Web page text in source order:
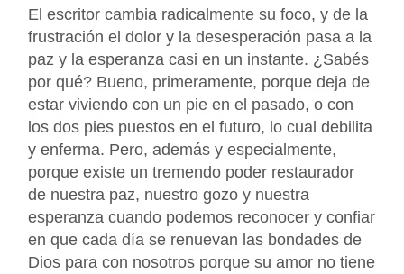
El escritor cambia radicalmente su foco, y de la
frustración el dolor y la desesperación pasa a la
paz y la esperanza casi en un instante. ¿Sabés
por qué? Bueno, primeramente, porque deja de
estar viviendo con un pie en el pasado, o con
los dos pies puestos en el futuro, lo cual debilita
y enferma. Pero, además y especialmente,
porque existe un tremendo poder restaurador
de nuestra paz, nuestro gozo y nuestra
esperanza cuando podemos reconocer y confiar
en que cada día se renuevan las bondades de
Dios para con nosotros porque su amor no tiene